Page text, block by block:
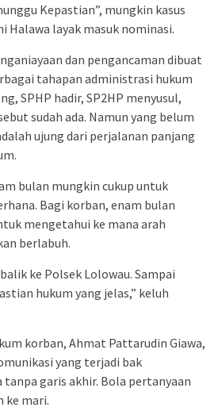
Kepastian”, mungkin kasus
Halawa layak masuk nominasi.
dan pengancaman dibuat
tahapan administrasi hukum
SPHP hadir, SP2HP menyusul,
sudah ada. Namun yang belum
ujung dari perjalanan panjang
bulan mungkin cukup untuk
Bagi korban, enam bulan
mengetahui ke mana arah
berlabuh.
ke Polsek Lolowau. Sampai
hukum yang jelas,” keluh
korban, Ahmat Pattarudin Giawa,
yang terjadi bak
garis akhir. Bola pertanyaan
ke mari.